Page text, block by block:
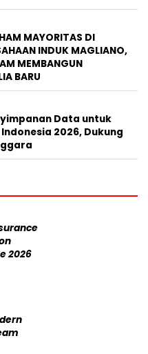
MAYORITAS DI
INDUK MAGLIANO,
MEMBANGUN
BARU
Data untuk
2026, Dukung
2026